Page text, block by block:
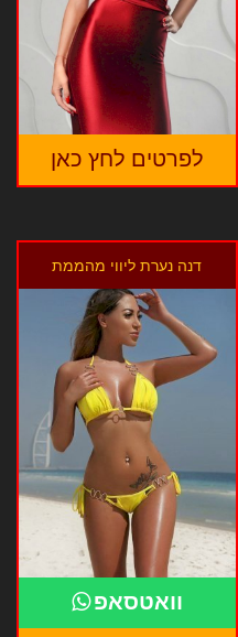
לפרטים לחץ כאן
דנה נערת ליווי מהממת
וואטסאפ